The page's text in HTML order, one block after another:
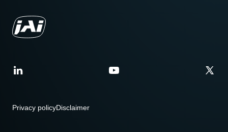
Privacy policyDisclaimer